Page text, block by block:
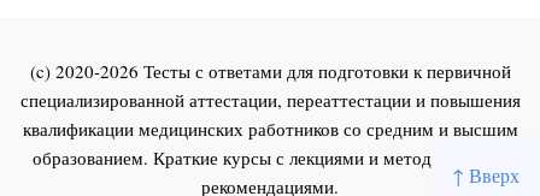
↑ Вверх
(c) 2020-2026 Тесты с ответами для подготовки к первичной
специализированной аттестации, переаттестации и повышения
квалификации медицинских работников со средним и высшим
образованием. Краткие курсы с лекциями и методическими
рекомендациями.